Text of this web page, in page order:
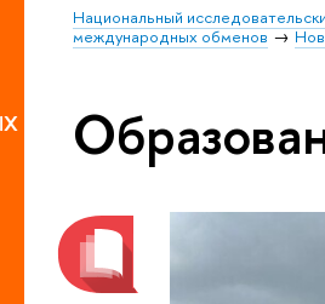
Национальный
международных обменов